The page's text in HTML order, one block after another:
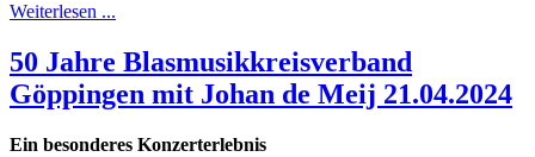
Weiterlesen ...
50 Jahre Blasmusikkreisverband
Göppingen mit Johan de Meij 21.04.2024
Ein besonderes Konzerterlebnis